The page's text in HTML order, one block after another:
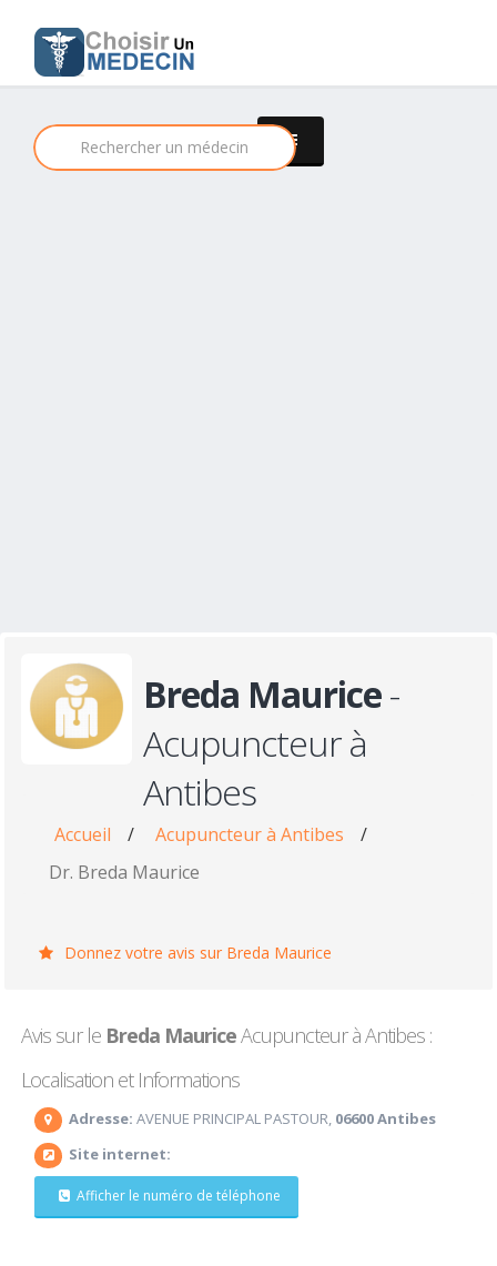
Breda Maurice-
Acupuncteur à
Antibes
Accueil / Acupuncteur à Antibes
/
Dr. Breda Maurice
Donnez votre avis sur Breda Maurice
Avis sur le Breda MauriceAcupuncteur à Antibes :
Localisation et Informations
Adresse: AVENUE PRINCIPAL PASTOUR, 06600 Antibes
Site internet:
Afficher le numéro de téléphone